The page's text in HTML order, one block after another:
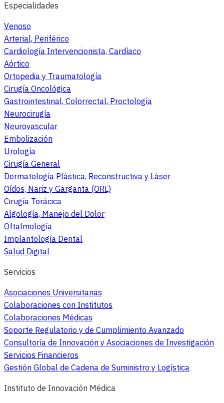
Especialidades
Venoso
Arterial, Periférico
Cardiología Intervencionista, Cardíaco
Aórtico
Ortopedia y Traumatología
Cirugía Oncológica
Gastrointestinal, Colorrectal, Proctología
Neurocirugía
Neurovascular
Embolización
Urología
Cirugía General
Dermatología Plástica, Reconstructiva y Láser
Oídos, Nariz y Garganta (ORL)
Cirugía Torácica
Algología, Manejo del Dolor
Oftalmología
Implantología Dental
Salud Digital
Servicios
Asociaciones Universitarias
Colaboraciones con Institutos
Colaboraciones Médicas
Soporte Regulatorio y de Cumplimiento Avanzado
Consultoría de Innovación y Asociaciones de Investigación
Servicios Financieros
Gestión Global de Cadena de Suministro y Logística
Instituto de Innovación Médica